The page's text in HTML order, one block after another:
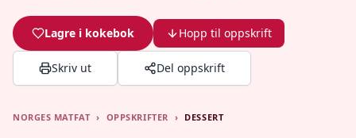
Lagre i kokebok Hopp til oppskrift
Skriv ut Del oppskrift
NORGES MATFAT › OPPSKRIFTER › DESSERT